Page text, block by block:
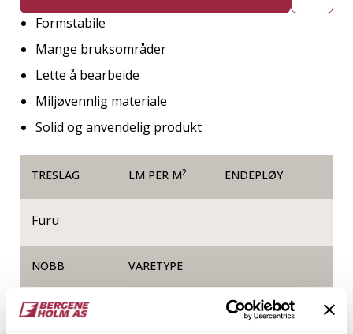
Formstabile
Mange bruksområder
Lette å bearbeide
Miljøvennlig materiale
Solid og anvendelig produkt
TRESLAG LM PER M2 ENDEPLØY
Furu
NOBB VARETYPE
53457952